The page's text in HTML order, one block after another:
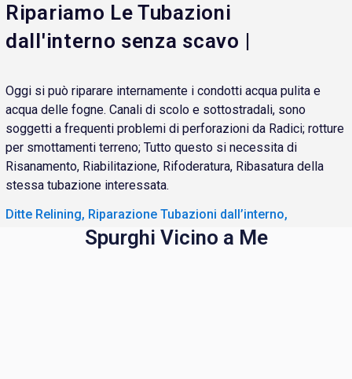
Ripariamo Le Tubazioni
dall'interno senza scavo |
Oggi si può riparare internamente i condotti acqua pulita e
acqua delle fogne. Canali di scolo e sottostradali, sono
soggetti a frequenti problemi di perforazioni da Radici; rotture
per smottamenti terreno; Tutto questo si necessita di
Risanamento, Riabilitazione, Rifoderatura, Ribasatura della
stessa tubazione interessata.
Ditte Relining, Riparazione Tubazioni dall’interno,
Spurghi Vicino a Me